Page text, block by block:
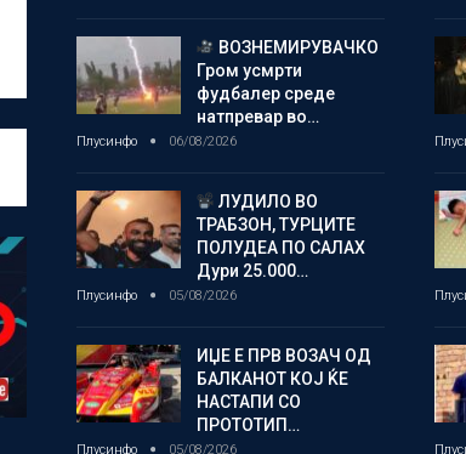
ВОЗНЕМИРУВАЧКО
Гром усмрти
фудбалер среде
натпревар во…
Плусинфо 06/08/2026
ЛУДИЛО ВО
ТРАБЗОН, ТУРЦИТЕ
ПОЛУДЕА ПО САЛАХ
Дури 25.000…
Плусинфо 05/08/2026
ИЏЕ Е ПРВ ВОЗАЧ ОД
БАЛКАНОТ КОЈ ЌЕ
НАСТАПИ СО
ПРОТОТИП…
Плусинфо 05/08/2026